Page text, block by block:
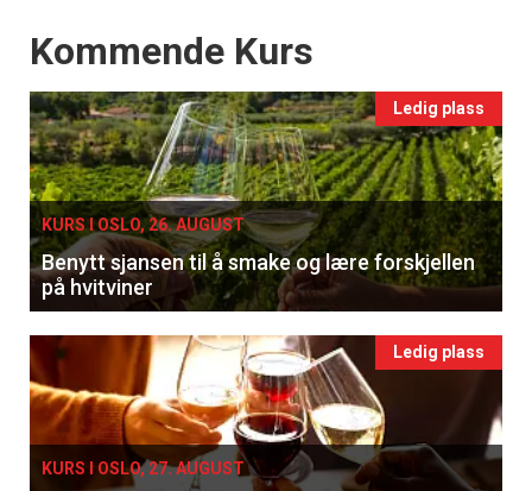
Events
Kommende Kurs
Ledig plass
KURS I OSLO, 26. AUGUST
Benytt sjansen til å smake og lære forskjellen
på hvitviner
Ledig plass
KURS I OSLO, 27. AUGUST